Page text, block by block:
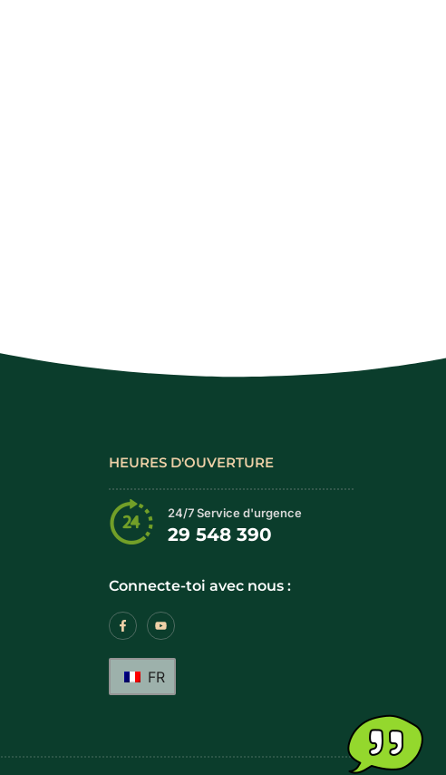
HEURES D'OUVERTURE
24/7 Service d'urgence
29 548 390
Connecte-toi avec nous :
FR